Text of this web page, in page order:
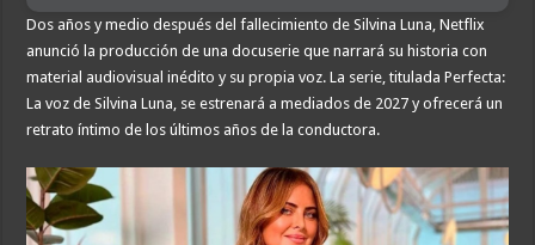
Dos años y medio después del fallecimiento de Silvina Luna, Netflix
anunció la producción de una docuserie que narrará su historia con
material audiovisual inédito y su propia voz. La serie, titulada Perfecta:
La voz de Silvina Luna, se estrenará a mediados de 2027 y ofrecerá un
retrato íntimo de los últimos años de la conductora.